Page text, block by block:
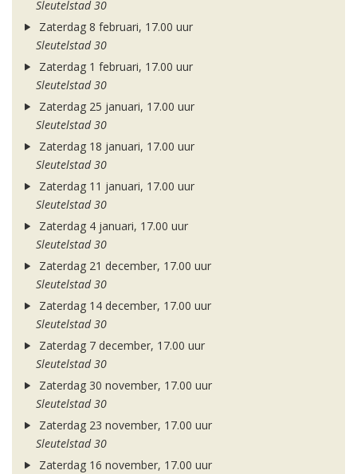
Sleutelstad 30
Zaterdag 8 februari, 17.00 uur
Sleutelstad 30
Zaterdag 1 februari, 17.00 uur
Sleutelstad 30
Zaterdag 25 januari, 17.00 uur
Sleutelstad 30
Zaterdag 18 januari, 17.00 uur
Sleutelstad 30
Zaterdag 11 januari, 17.00 uur
Sleutelstad 30
Zaterdag 4 januari, 17.00 uur
Sleutelstad 30
Zaterdag 21 december, 17.00 uur
Sleutelstad 30
Zaterdag 14 december, 17.00 uur
Sleutelstad 30
Zaterdag 7 december, 17.00 uur
Sleutelstad 30
Zaterdag 30 november, 17.00 uur
Sleutelstad 30
Zaterdag 23 november, 17.00 uur
Sleutelstad 30
Zaterdag 16 november, 17.00 uur